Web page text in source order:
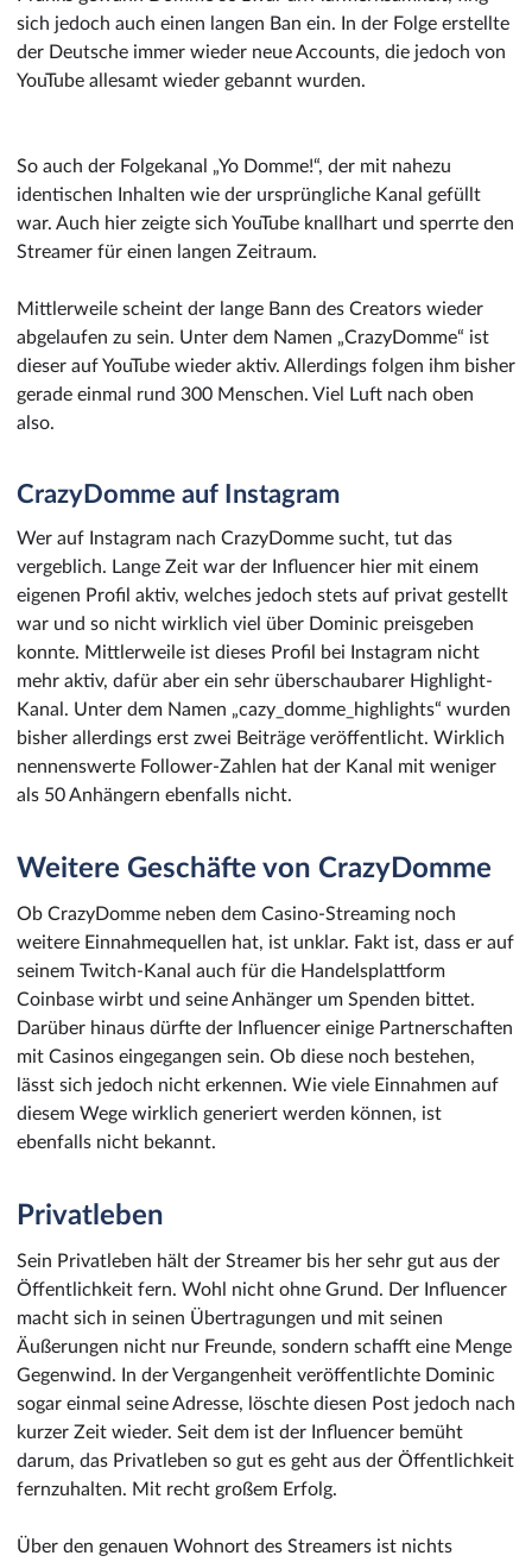
sich jedoch auch einen langen Ban ein. In der Folge erstellte
der Deutsche immer wieder neue Accounts, die jedoch von
YouTube allesamt wieder gebannt wurden.
So auch der Folgekanal „Yo Domme!“, der mit nahezu
identischen Inhalten wie der ursprüngliche Kanal gefüllt
war. Auch hier zeigte sich YouTube knallhart und sperrte den
Streamer für einen langen Zeitraum.
Mittlerweile scheint der lange Bann des Creators wieder
abgelaufen zu sein. Unter dem Namen „CrazyDomme“ ist
dieser auf YouTube wieder aktiv. Allerdings folgen ihm bisher
gerade einmal rund 300 Menschen. Viel Luft nach oben
also.
CrazyDomme auf Instagram
Wer auf Instagram nach CrazyDomme sucht, tut das
vergeblich. Lange Zeit war der Influencer hier mit einem
eigenen Profil aktiv, welches jedoch stets auf privat gestellt
war und so nicht wirklich viel über Dominic preisgeben
konnte. Mittlerweile ist dieses Profil bei Instagram nicht
mehr aktiv, dafür aber ein sehr überschaubarer Highlight-
Kanal. Unter dem Namen „cazy_domme_highlights“ wurden
bisher allerdings erst zwei Beiträge veröffentlicht. Wirklich
nennenswerte Follower-Zahlen hat der Kanal mit weniger
als 50 Anhängern ebenfalls nicht.
Weitere Geschäfte von CrazyDomme
Ob CrazyDomme neben dem Casino-Streaming noch
weitere Einnahmequellen hat, ist unklar. Fakt ist, dass er auf
seinem Twitch-Kanal auch für die Handelsplattform
Coinbase wirbt und seine Anhänger um Spenden bittet.
Darüber hinaus dürfte der Influencer einige Partnerschaften
mit Casinos eingegangen sein. Ob diese noch bestehen,
lässt sich jedoch nicht erkennen. Wie viele Einnahmen auf
diesem Wege wirklich generiert werden können, ist
ebenfalls nicht bekannt.
Privatleben
Sein Privatleben hält der Streamer bis her sehr gut aus der
Öffentlichkeit fern. Wohl nicht ohne Grund. Der Influencer
macht sich in seinen Übertragungen und mit seinen
Äußerungen nicht nur Freunde, sondern schafft eine Menge
Gegenwind. In der Vergangenheit veröffentlichte Dominic
sogar einmal seine Adresse, löschte diesen Post jedoch nach
kurzer Zeit wieder. Seit dem ist der Influencer bemüht
darum, das Privatleben so gut es geht aus der Öffentlichkeit
fernzuhalten. Mit recht großem Erfolg.
Über den genauen Wohnort des Streamers ist nichts